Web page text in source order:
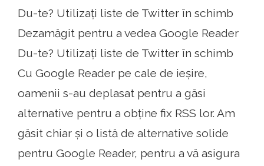
Du-te? Utilizați liste de Twitter în schimb
Dezamăgit pentru a vedea Google Reader
Du-te? Utilizați liste de Twitter în schimb
Cu Google Reader pe cale de ieșire,
oamenii s-au deplasat pentru a găsi
alternative pentru a obține fix RSS lor. Am
găsit chiar și o listă de alternative solide
pentru Google Reader, pentru a vă asigura